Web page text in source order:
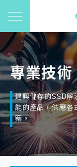
專業技術
建興儲存的SSD解
能的產品，供應各
案。